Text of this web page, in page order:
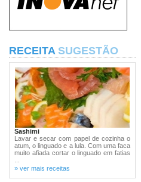
RECEITA SUGESTÃO
Sashimi
Lavar e secar com papel de cozinha o
atum, o linguado e a lula. Com uma faca
muito afiada cortar o linguado em fatias
» ver mais receitas